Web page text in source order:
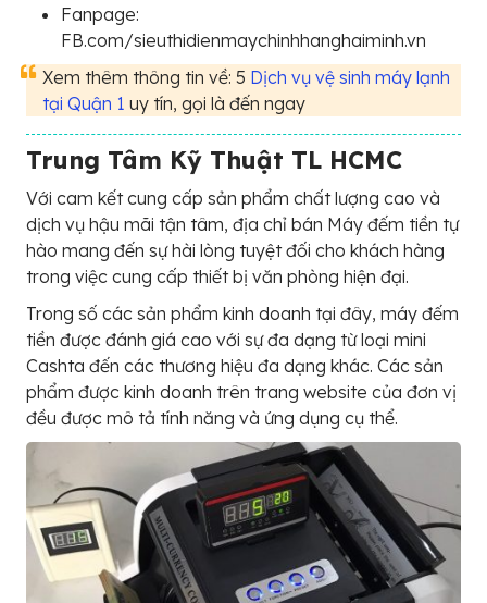
Fanpage:
FB.com/sieuthidienmaychinhhanghaiminh.vn
Xem thêm thông tin về: 5 Dịch vụ vệ sinh máy lạnh
tại Quận 1 uy tín, gọi là đến ngay
Trung Tâm Kỹ Thuật TL HCMC
Với cam kết cung cấp sản phẩm chất lượng cao và
dịch vụ hậu mãi tận tâm, địa chỉ bán Máy đếm tiền tự
hào mang đến sự hài lòng tuyệt đối cho khách hàng
trong việc cung cấp thiết bị văn phòng hiện đại.
Trong số các sản phẩm kinh doanh tại đây, máy đếm
tiền được đánh giá cao với sự đa dạng từ loại mini
Cashta đến các thương hiệu đa dạng khác. Các sản
phẩm được kinh doanh trên trang website của đơn vị
đều được mô tả tính năng và ứng dụng cụ thể.